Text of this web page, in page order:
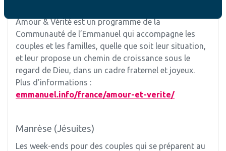
Amour & Vérité est un programme de la
Communauté de l’Emmanuel qui accompagne les
couples et les familles, quelle que soit leur situation,
et leur propose un chemin de croissance sous le
regard de Dieu, dans un cadre fraternel et joyeux.
Plus d’informations :
emmanuel.info/france/amour-et-verite/
Manrèse (Jésuites)
Les week-ends pour des couples qui se préparent au